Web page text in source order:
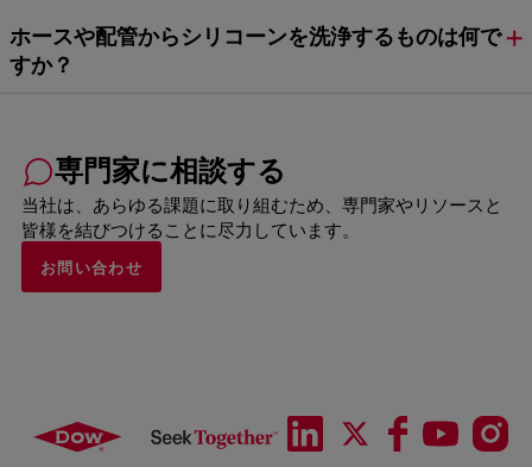
ホースや配管からシリコーンを洗浄するものは何で
すか？
専門家に相談する
当社は、あらゆる課題に取り組むため、専門家やリソースと
皆様を結びつけることに尽力しています。
お問い合わせ